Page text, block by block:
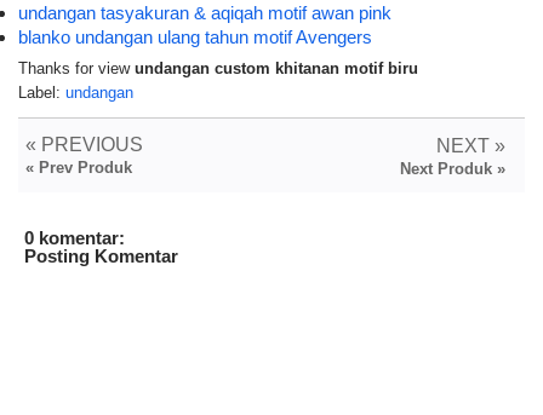
undangan tasyakuran & aqiqah motif awan pink
blanko undangan ulang tahun motif Avengers
Thanks for view undangan custom khitanan motif biru
Label: undangan
« PREVIOUS
« Prev Produk
NEXT »
Next Produk »
0 komentar:
Posting Komentar